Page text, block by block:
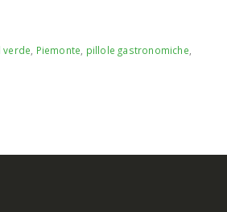
verde Piemonte pillole gastronomiche